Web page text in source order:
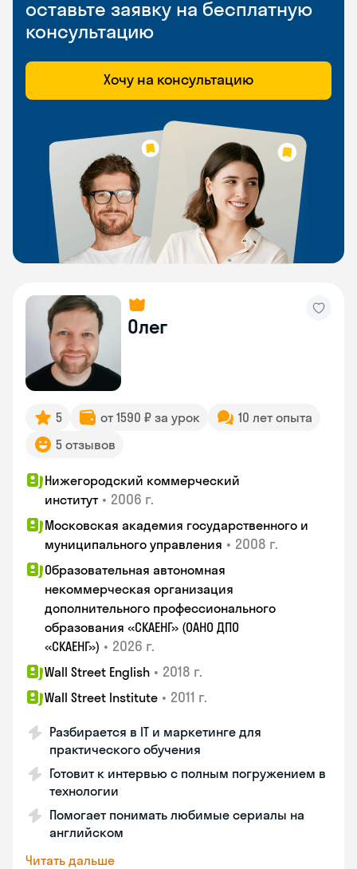
оставьте заявку на бесплатную
консультацию
Хочу на консультацию
Олег
5 от 1590 ₽ за урок
10 лет опыта
5 отзывов
Нижегородский коммерческий
институт • 2006 г.
Московская академия государственного и
муниципального управления • 2008 г.
Образовательная автономная
некоммерческая организация
дополнительного профессионального
образования «СКАЕНГ» (ОАНО ДПО
«СКАЕНГ») • 2026 г.
Wall Street English • 2018 г.
Wall Street Institute • 2011 г.
Разбирается в IT и маркетинге для
практического обучения
Готовит к интервью с полным погружением в
технологии
Помогает понимать любимые сериалы на
английском
Читать дальше